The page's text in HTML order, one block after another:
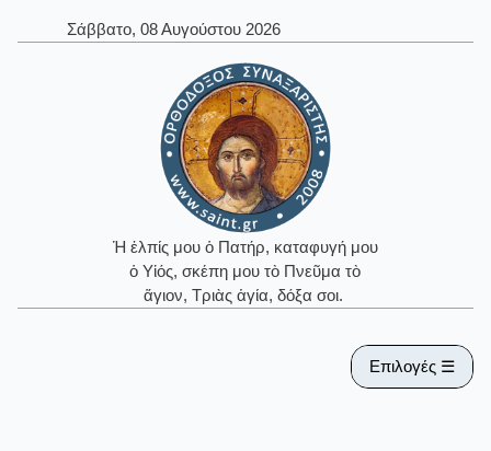
Σάββατο, 08 Αυγούστου 2026
Ἡ ἐλπίς μου ὁ Πατήρ, καταφυγή μου
ὁ Υἱός, σκέπη μου τὸ Πνεῦμα τὸ
ἅγιον, Τριὰς ἁγία, δόξα σοι.
Επιλογές ☰